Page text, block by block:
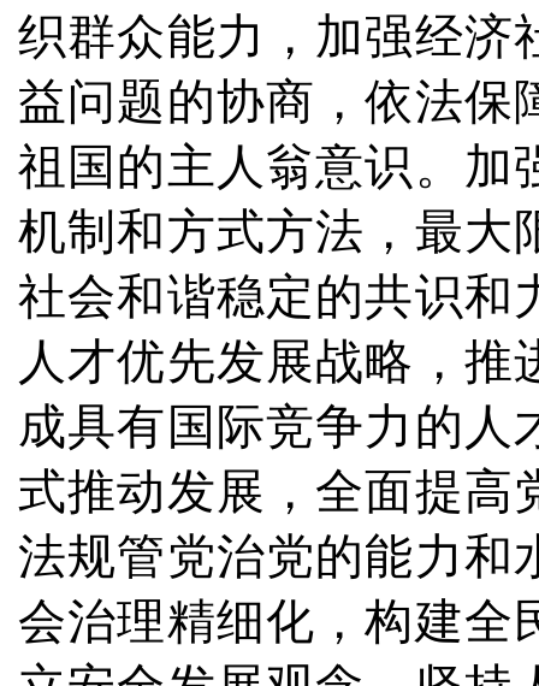
织群众能力，加强经济
益问题的协商，依法保
祖国的主人翁意识。加
机制和方式方法，最大
社会和谐稳定的共识和
人才优先发展战略，
成具有国际竞争力的人
式推动发展，全面提高
法规管党治党的能力和
会治理精细化，构建全